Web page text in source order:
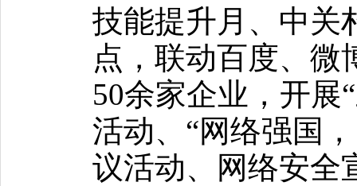
技能提升月、中关
点，联动百度、微
50余家企业，开展
活动、“网络强国
议活动、网络安全